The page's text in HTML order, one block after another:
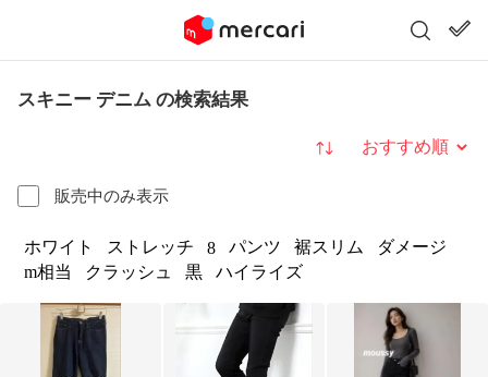
スキニー デニム の検索結果
販売中のみ表示
並び替え
ホワイト ストレッチ 8 パンツ 裾スリム
ダメージ
m相当
クラッシュ 黒 ハイライズ